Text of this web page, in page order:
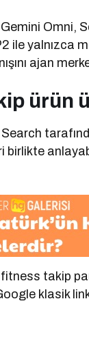
Omni,
ile yalnızca
ajan
ürün
Search
birlikte
fitness takip
klasik